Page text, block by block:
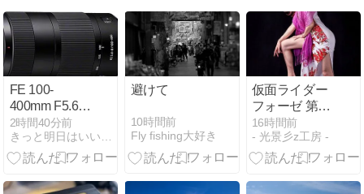
FE 100-
400mm F5.6-8
OSSを見た印
象
2時間40分前
きっと明日はいいことあるふぁ！
避けて
10時間前
Fly fishing大好き
仮面ライダー
フォーゼ 第9
話「魔・女・
覚・醒」
16時間前
- 光景彡z工房 -